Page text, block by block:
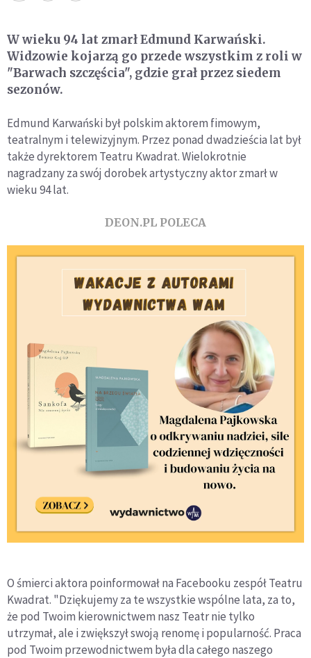
W wieku 94 lat zmarł Edmund Karwański.
Widzowie kojarzą go przede wszystkim z roli w
"Barwach szczęścia", gdzie grał przez siedem
sezonów.
Edmund Karwański był polskim aktorem fimowym,
teatralnym i telewizyjnym. Przez ponad dwadzieścia lat był
także dyrektorem Teatru Kwadrat. Wielokrotnie
nagradzany za swój dorobek artystyczny aktor zmarł w
wieku 94 lat.
DEON.PL POLECA
O śmierci aktora poinformował na Facebooku zespół Teatru
Kwadrat. "Dziękujemy za te wszystkie wspólne lata, za to,
że pod Twoim kierownictwem nasz Teatr nie tylko
utrzymał, ale i zwiększył swoją renomę i popularność. Praca
pod Twoim przewodnictwem była dla całego naszego